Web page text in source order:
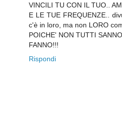
VINCILI TU CON IL TUO..
E LE TUE FREQUENZE..
c'è in loro, ma non LORO
POICHE' NON TUTTI
FANNO!!!
Rispondi